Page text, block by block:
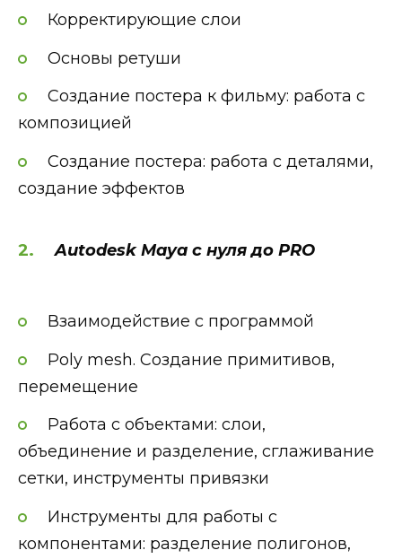
Корректирующие слои
Основы ретуши
Создание постера к фильму: работа с
композицией
Создание постера: работа с деталями,
создание эффектов
Autodesk Maya с нуля до PRO
Взаимодействие с программой
Poly mesh. Создание примитивов,
перемещение
Работа с объектами: слои,
объединение и разделение, сглаживание
сетки, инструменты привязки
Инструменты для работы с
компонентами: разделение полигонов,